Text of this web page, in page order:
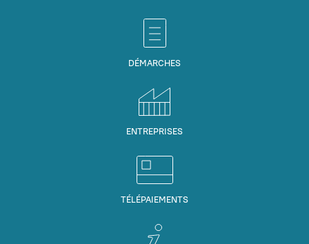
DÉMARCHES
ENTREPRISES
TÉLÉPAIEMENTS